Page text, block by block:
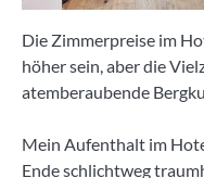
Die Zimmerpreise im
höher sein, aber die
atemberaubende
Mein Aufenthalt im
Ende schlichtweg